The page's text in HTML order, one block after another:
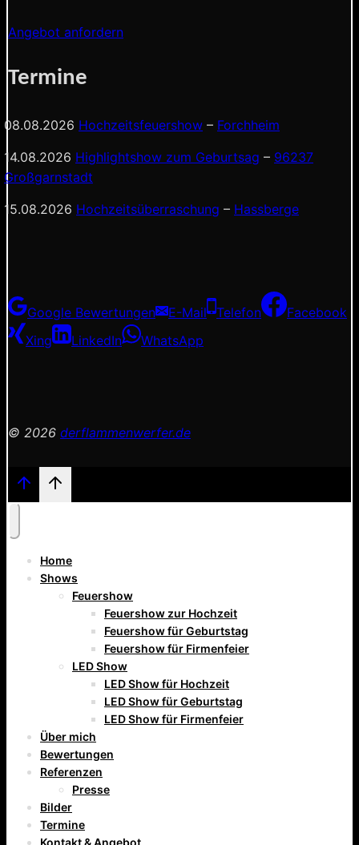
Angebot anfordern
Termine
08.08.2026 Hochzeitsfeuershow – Forchheim
14.08.2026 Highlightshow zum Geburtsag – 96237
Großgarnstadt
15.08.2026 Hochzeitsüberraschung – Hassberge
Google Bewertungen E-Mail Telefon
Facebook
Xing
LinkedIn WhatsApp
© 2026 derflammenwerfer.de
Home
Shows
Feuershow
Feuershow zur Hochzeit
Feuershow für Geburtstag
Feuershow für Firmenfeier
LED Show
LED Show für Hochzeit
LED Show für Geburtstag
LED Show für Firmenfeier
Über mich
Bewertungen
Referenzen
Presse
Bilder
Termine